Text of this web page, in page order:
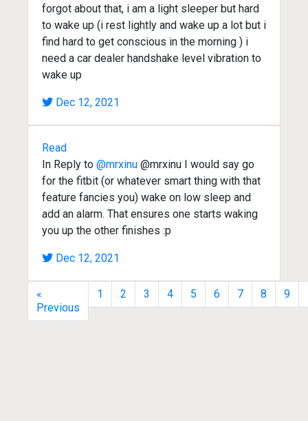
forgot about that, i am a light sleeper but hard
to wake up (i rest lightly and wake up a lot but i
find hard to get conscious in the morning ) i
need a car dealer handshake level vibration to
wake up
Dec 12, 2021
Read
In Reply to @mrxinu @mrxinu I would say go
for the fitbit (or whatever smart thing with that
feature fancies you) wake on low sleep and
add an alarm. That ensures one starts waking
you up the other finishes :p
Dec 12, 2021
«
Previous
1 2 3 4 5 6 7 8 9